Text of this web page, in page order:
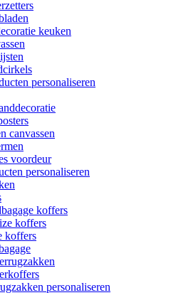
keuken
personaliseren
canvassen
voordeur
personaliseren
koffers
koffers
koffers
personaliseren